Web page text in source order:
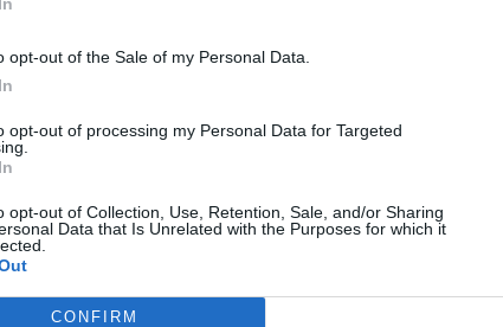
opt-out of the Sale of my Personal Data.
opt-out of processing my Personal Data for Targeted
opt-out of Collection, Use, Retention, Sale, and/or Sharing
Data that Is Unrelated with the Purposes for which it
CONFIRM
στις